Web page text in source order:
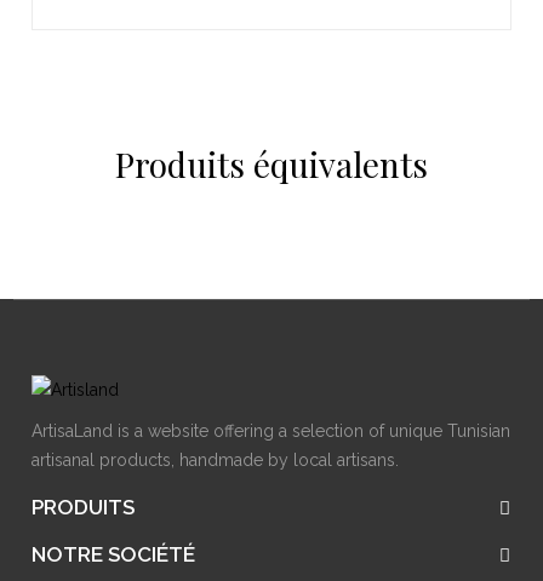
Produits équivalents
ArtisaLand is a website offering a selection of unique Tunisian
artisanal products, handmade by local artisans.
PRODUITS
NOTRE SOCIÉTÉ